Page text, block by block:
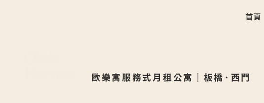
首頁
歐樂寓服務式月租公寓｜板橋·西門